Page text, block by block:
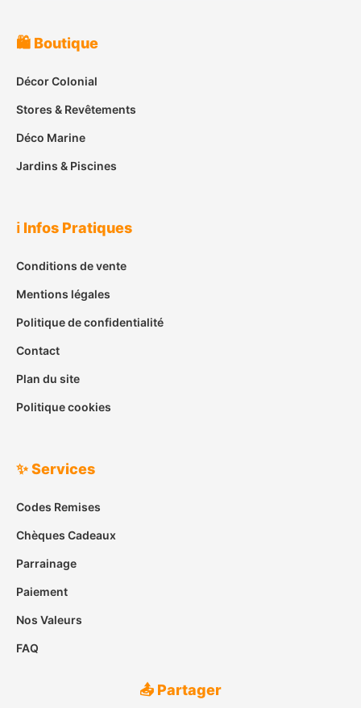
🛍️ Boutique
Décor Colonial
Stores & Revêtements
Déco Marine
Jardins & Piscines
ℹ️ Infos Pratiques
Conditions de vente
Mentions légales
Politique de confidentialité
Contact
Plan du site
Politique cookies
✨ Services
Codes Remises
Chèques Cadeaux
Parrainage
Paiement
Nos Valeurs
FAQ
📤 Partager